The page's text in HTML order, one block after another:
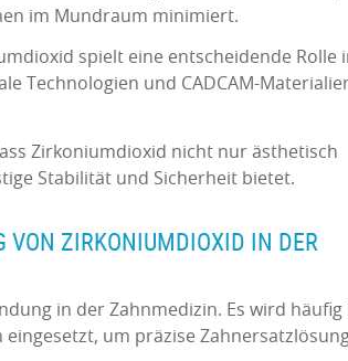
im Mundraum minimiert.
spielt eine entscheidende Rolle
Technologien und CADCAM-
Zirkoniumdioxid nicht nur ästhetisch
Stabilität und Sicherheit bietet.
VON ZIRKONIUMDIOXID IN DER
in der Zahnmedizin. Es wird häufig
eingesetzt, um präzise